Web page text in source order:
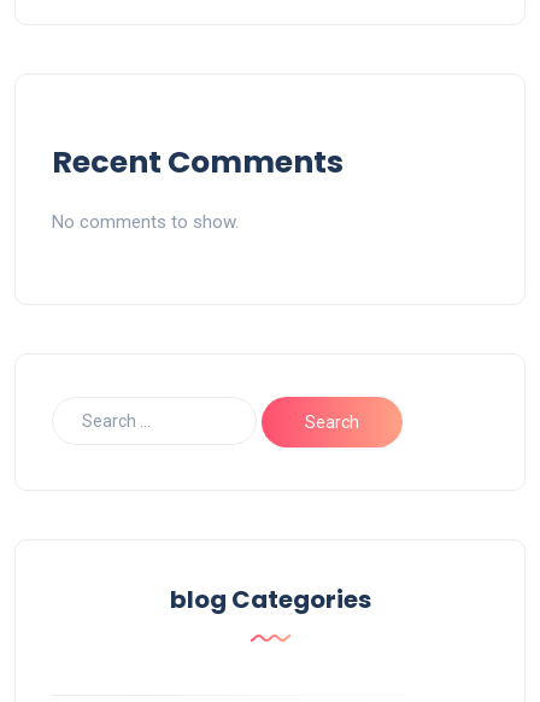
Recent Comments
No comments to show.
blog Categories